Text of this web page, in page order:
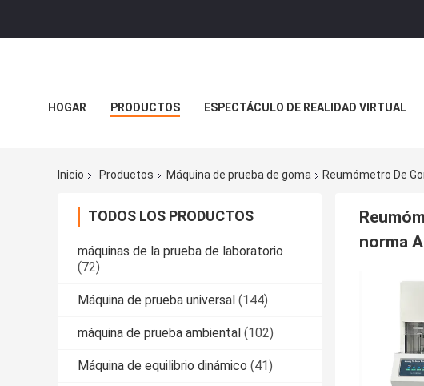
HOGAR PRODUCTOS ESPECTÁCULO DE REALIDAD VIRTUAL
Inicio Productos Máquina de prueba de goma Reumómetro De
TODOS LOS PRODUCTOS
máquinas de la prueba de laboratorio
(72)
Máquina de prueba universal (144)
máquina de prueba ambiental (102)
Máquina de equilibrio dinámico (41)
norma